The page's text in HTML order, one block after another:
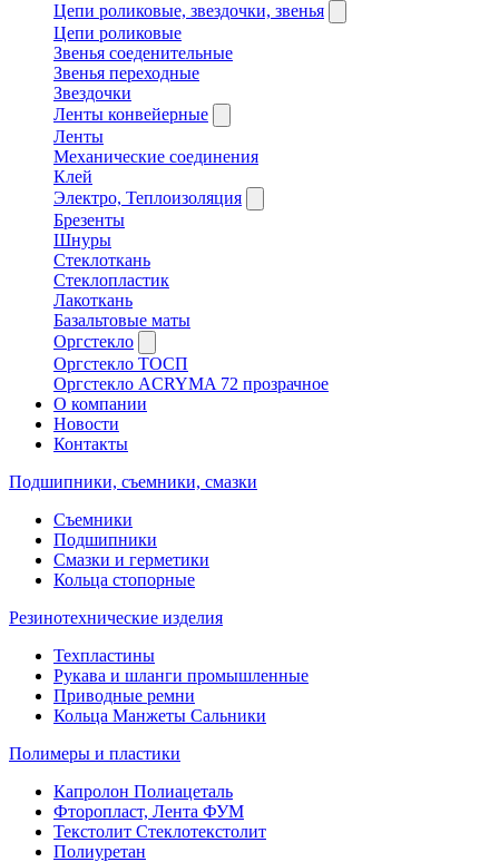
Цепи роликовые, звездочки, звенья
Цепи роликовые
Звенья соеденительные
Звенья переходные
Звездочки
Ленты конвейерные
Ленты
Механические соединения
Клей
Электро, Теплоизоляция
Брезенты
Шнуры
Стеклоткань
Стеклопластик
Лакоткань
Базальтовые маты
Оргстекло
Оргстекло ТОСП
Оргстекло ACRYMA 72 прозрачное
О компании
Новости
Контакты
Подшипники, съемники, смазки
Съемники
Подшипники
Смазки и герметики
Кольца стопорные
Резинотехнические изделия
Техпластины
Рукава и шланги промышленные
Приводные ремни
Кольца Манжеты Сальники
Полимеры и пластики
Капролон Полиацеталь
Фторопласт, Лента ФУМ
Текстолит Стеклотекстолит
Полиуретан